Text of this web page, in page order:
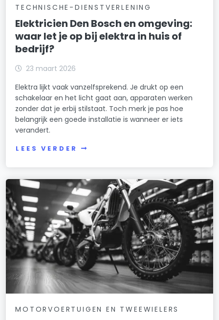
TECHNISCHE-DIENSTVERLENING
Elektricien Den Bosch en omgeving:
waar let je op bij elektra in huis of
bedrijf?
23 maart 2026
Elektra lijkt vaak vanzelfsprekend. Je drukt op een
schakelaar en het licht gaat aan, apparaten werken
zonder dat je erbij stilstaat. Toch merk je pas hoe
belangrijk een goede installatie is wanneer er iets
verandert.
LEES VERDER
MOTORVOERTUIGEN EN TWEEWIELERS